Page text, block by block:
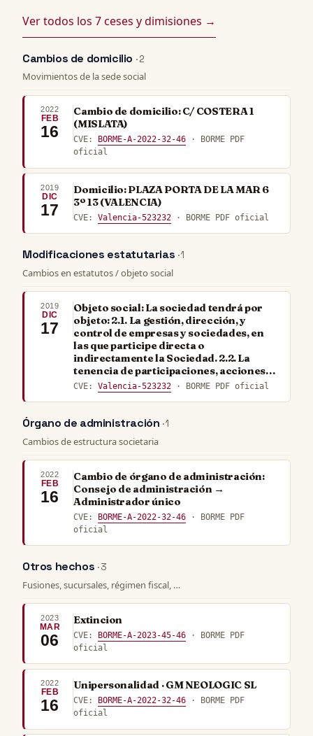
Ver todos los 7 ceses y dimisiones →
Cambios de domicilio · 2
Movimientos de la sede social
2022
FEB
16
Cambio de domicilio: C/ COSTERA 1
(MISLATA)
CVE: BORME-A-2022-32-46 · BORME PDF
oficial
2019
DIC
17
Domicilio: PLAZA PORTA DE LA MAR 6
3º 13 (VALENCIA)
CVE:Valencia-523232 · BORME PDF oficial
Modificaciones estatutarias · 1
Cambios en estatutos / objeto social
2019
DIC
17
Objeto social: La sociedad tendrá por
objeto: 2.1. La gestión, dirección, y
control de empresas y sociedades, en
las que participe directa o
indirectamente la Sociedad. 2.2. La
tenencia de participaciones, acciones…
CVE:Valencia-523232 · BORME PDF oficial
Órgano de administración · 1
Cambios de estructura societaria
2022
FEB
16
Cambio de órgano de administración:
Consejo de administración →
Administrador único
CVE: BORME-A-2022-32-46 · BORME PDF
oficial
Otros hechos · 3
Fusiones, sucursales, régimen fiscal, …
2023
MAR
06
Extincion
CVE: BORME-A-2023-45-46 · BORME PDF
oficial
2022
FEB
16
Unipersonalidad · GM NEOLOGIC SL
CVE: BORME-A-2022-32-46 · BORME PDF
oficial